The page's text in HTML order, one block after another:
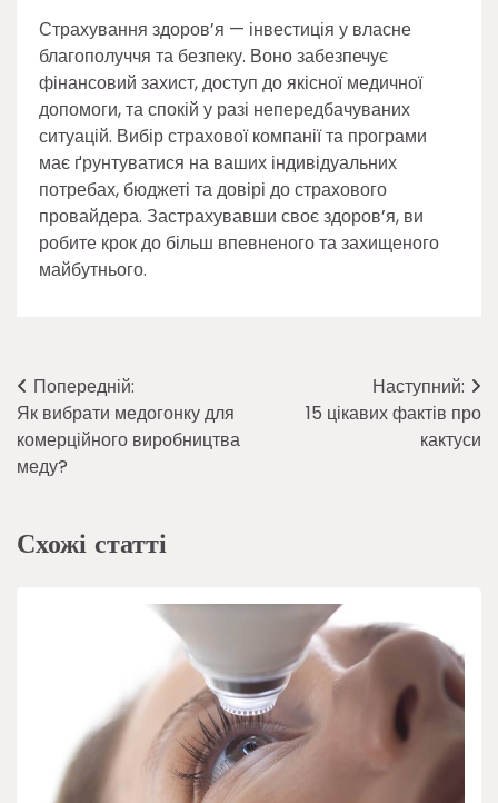
Страхування здоров’я — інвестиція у власне
благополуччя та безпеку. Воно забезпечує
фінансовий захист, доступ до якісної медичної
допомоги, та спокій у разі непередбачуваних
ситуацій. Вибір страхової компанії та програми
має ґрунтуватися на ваших індивідуальних
потребах, бюджеті та довірі до страхового
провайдера. Застрахувавши своє здоров’я, ви
робите крок до більш впевненого та захищеного
майбутнього.
Навігація
записів
Попередній:
Як вибрати медогонку для
комерційного виробництва
меду?
Наступний:
15 цікавих фактів про
кактуси
Схожі статті